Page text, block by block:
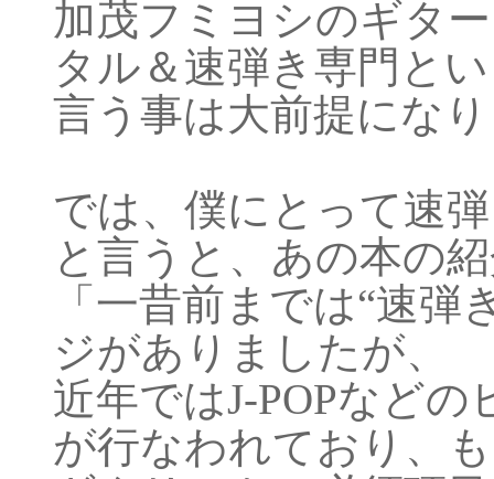
加茂フミヨシのギタ
タル＆速弾き専門と
言う事は大前提にな
では、僕にとって速
と言うと、あの本の
「一昔前までは“速
ジがありましたが、
近年ではJ-POPなど
が行なわれており、